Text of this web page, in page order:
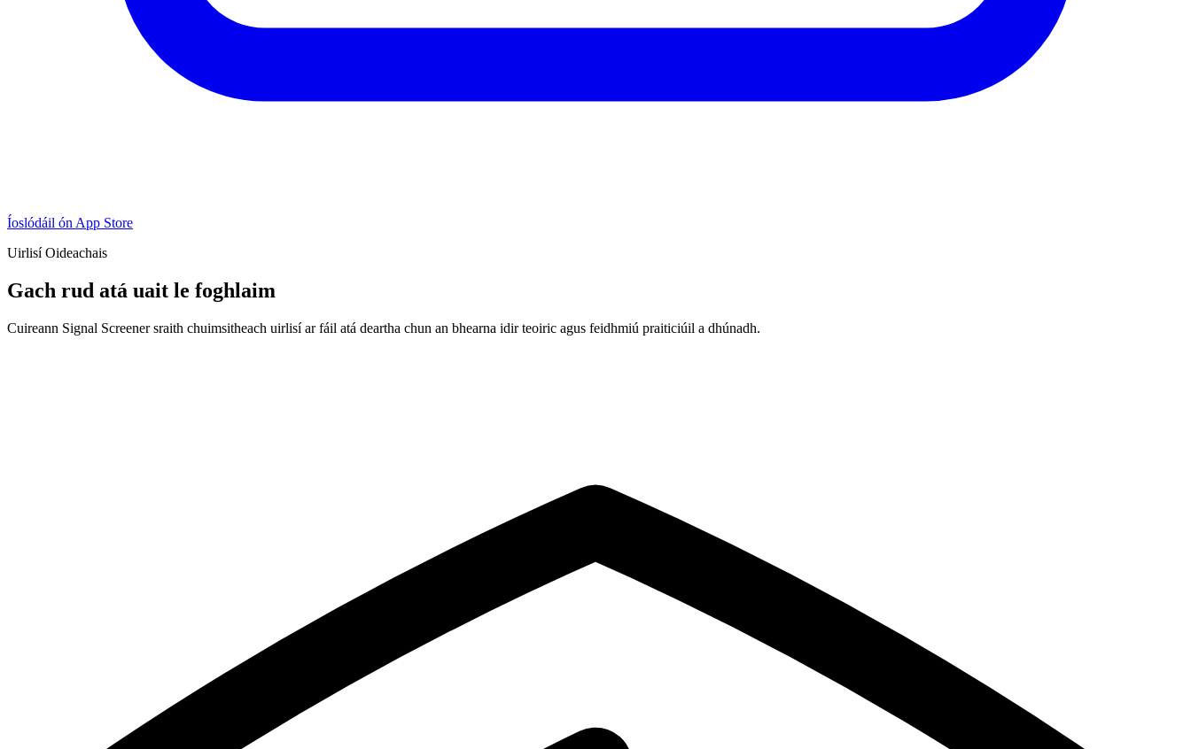
Íoslódáil ón App Store
Uirlisí Oideachais
Gach rud atá uait le foghlaim
Cuireann Signal Screener sraith chuimsitheach uirlisí ar fáil atá deartha chun an bhearna idir teoiric agus feidhmiú praiticiúil a dhúnadh.